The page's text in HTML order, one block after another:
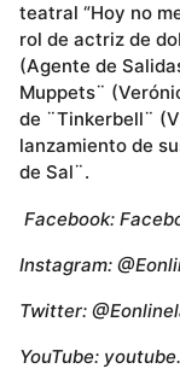
teatral “Hoy no
rol de actriz de
(Agente de
Muppets¨
de ¨Tinkerbell¨
lanzamiento de
de Sal¨.
Facebook:
Instagram:
Twitter:
YouTube: